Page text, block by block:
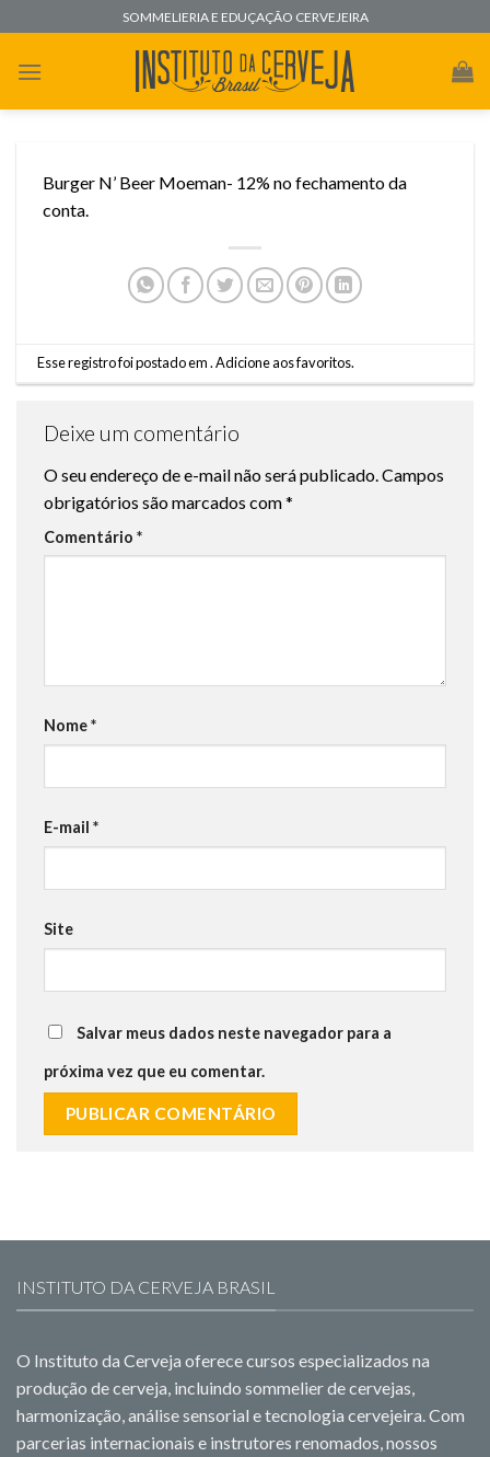
to
content
SOMMELIERIA E EDUÇAÇÃO CERVEJEIRA
Burger N’ Beer Moeman- 12% no fechamento da
conta.
Esse registro foi postado em .Adicione aos favoritos.
Deixe um comentário
O seu endereço de e-mail não será publicado. Campos
obrigatórios são marcados com*
Comentário *
Nome*
E-mail *
Site
Salvar meus dados neste navegador para a
próxima vez que eu comentar.
INSTITUTO DA CERVEJA BRASIL
O Instituto da Cerveja oferece cursos especializados na
produção de cerveja, incluindo sommelier de cervejas,
harmonização, análise sensorial e tecnologia cervejeira. Com
parcerias internacionais e instrutores renomados, nossos